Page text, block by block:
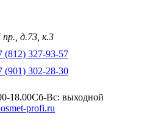
пр., д.73, к.3
(812) 327-93-57
(901) 302-28-30
18.00Сб-Вс: выходной
profi.ru